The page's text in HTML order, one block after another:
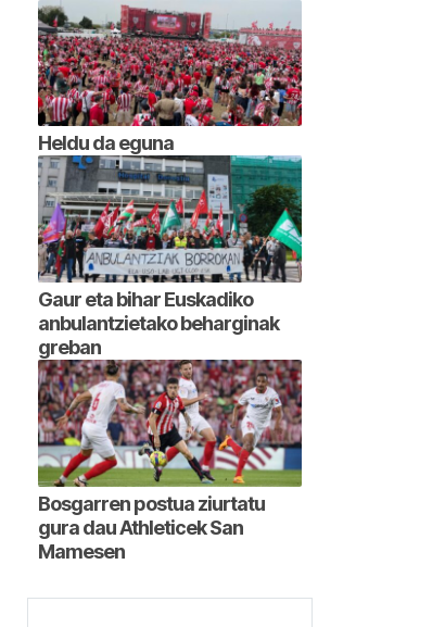
Heldu da eguna
Gaur eta bihar Euskadiko
anbulantzietako beharginak
greban
Bosgarren postua ziurtatu
gura dau Athleticek San
Mamesen